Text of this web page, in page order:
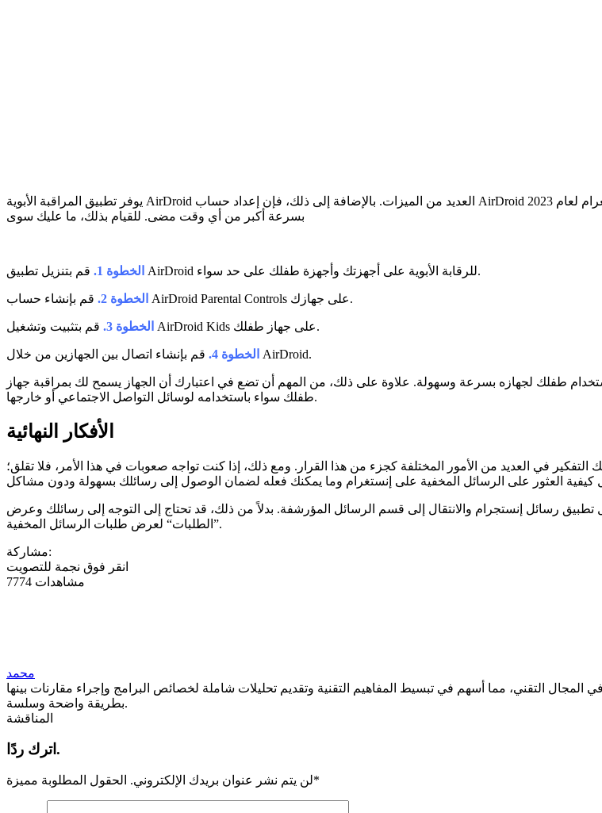
يوفر تطبيق المراقبة الأبوية AirDroid العديد من الميزات. بالإضافة إلى ذلك، فإن إعداد حساب AirDroid الخاص بك سهل وبسيط للغاية، مما يتيح لك معرفة كيفية رؤية الرسائل المخفية على إنستغرام لعام 2023
بسرعة أكبر من أي وقت مضى. للقيام بذلك، ما عليك سوى
الخطوة 1. قم بتنزيل تطبيق AirDroid للرقابة الأبوية على أجهزتك وأجهزة طفلك على حد سواء.
الخطوة 2. قم بإنشاء حساب AirDroid Parental Controls على جهازك.
الخطوة 3. قم بتثبيت وتشغيل AirDroid Kids على جهاز طفلك.
الخطوة 4. قم بإنشاء اتصال بين الجهازين من خلال AirDroid.
طفلك لجهازه بسرعة وسهولة. علاوة على ذلك، من المهم أن تضع في اعتبارك أن الجهاز يسمح لك بمراقبة جهاز
طفلك سواء باستخدامه لوسائل التواصل الاجتماعي أو خارجها.
الأفكار النهائية
في العديد من الأمور المختلفة كجزء من هذا القرار. ومع ذلك، إذا كنت تواجه صعوبات في هذا الأمر، فلا تقلق؛
رسائل إنستجرام والانتقال إلى قسم الرسائل المؤرشفة. بدلاً من ذلك، قد تحتاج إلى التوجه إلى رسائلك وعرض
”الطلبات“ لعرض طلبات الرسائل المخفية.
مشاركة:
انقر فوق نجمة للتصويت
7774 مشاهدات
محمد
التقني، مما أسهم في تبسيط المفاهيم التقنية وتقديم تحليلات شاملة لخصائص البرامج وإجراء مقارنات بينها
بطريقة واضحة وسلسة.
المناقشة
اترك ردًا.
لن يتم نشر عنوان بريدك الإلكتروني. الحقول المطلوبة مميزة *